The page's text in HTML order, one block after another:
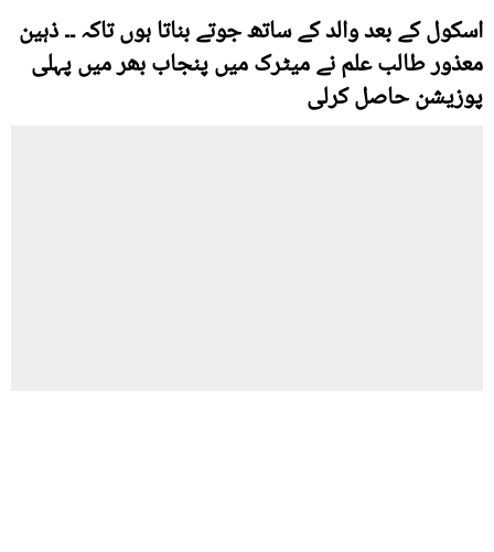
اسکول کے بعد والد کے ساتھ جوتے بناتا ہوں تاکہ ۔۔ ذہین
معذور طالب علم نے میٹرک میں پنجاب بھر میں پہلی
پوزیشن حاصل کرلی